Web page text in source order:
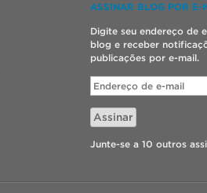
ASSINAR BLOG POR E-
Digite seu endereço de
blog e receber
publicações por e-mail.
Endereço
de
e-
mail
Assinar
Junte-se a 10 outros